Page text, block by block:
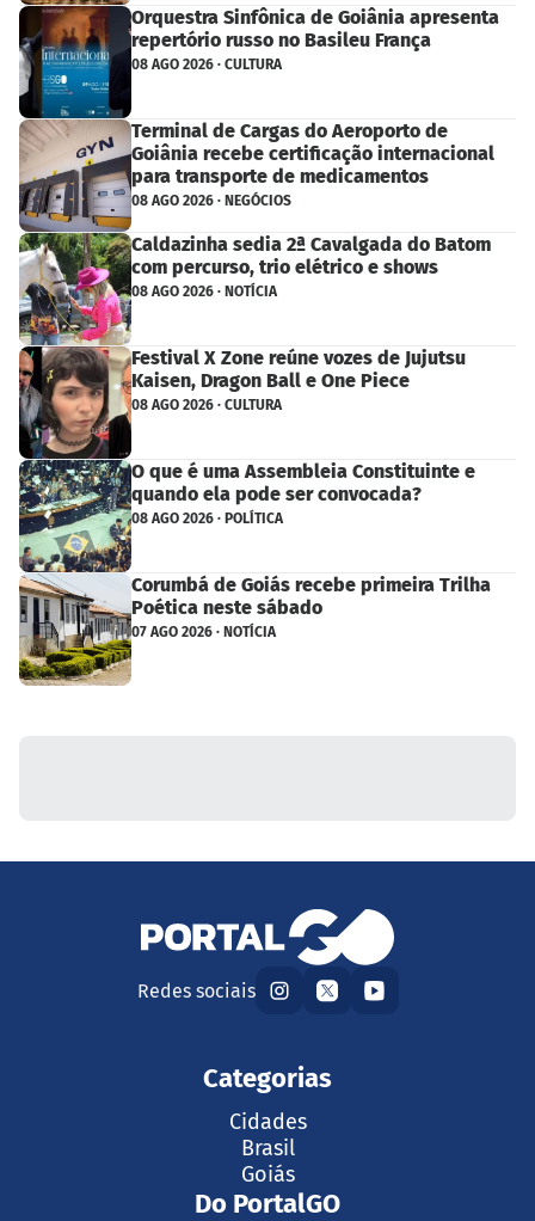
Orquestra Sinfônica de Goiânia apresenta
repertório russo no Basileu França
08 AGO 2026 · CULTURA
Terminal de Cargas do Aeroporto de
Goiânia recebe certificação internacional
para transporte de medicamentos
08 AGO 2026 · NEGÓCIOS
Caldazinha sedia 2ª Cavalgada do Batom
com percurso, trio elétrico e shows
08 AGO 2026 · NOTÍCIA
Festival X Zone reúne vozes de Jujutsu
Kaisen, Dragon Ball e One Piece
08 AGO 2026 · CULTURA
O que é uma Assembleia Constituinte e
quando ela pode ser convocada?
08 AGO 2026 · POLÍTICA
Corumbá de Goiás recebe primeira Trilha
Poética neste sábado
07 AGO 2026 · NOTÍCIA
Redes sociais
Categorias
Cidades
Brasil
Goiás
Do PortalGO